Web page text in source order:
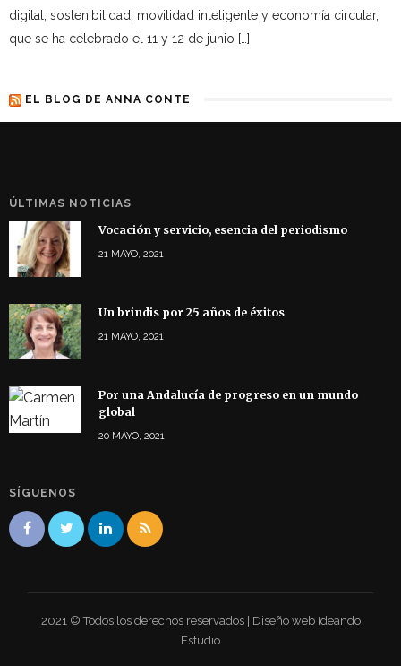
digital, sostenibilidad, movilidad inteligente y economía circular,
que se ha celebrado el 11 y 12 de junio […]
EL BLOG DE ANNA CONTE
ÚLTIMAS NOTICIAS
Vocación y servicio, esencia del periodismo
21 MAYO, 2021
Un brindis por 25 años de éxitos
21 MAYO, 2021
Por una Andalucía de progreso en un mundo
global
20 MAYO, 2021
SÍGUENOS
2021 © Todos los derechos reservados | Diseño web Ideando
Estudio